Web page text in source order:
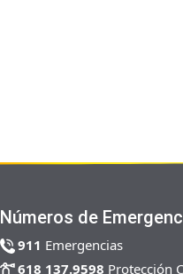
Números de
911 Emergencias
618 137.9598 Protección